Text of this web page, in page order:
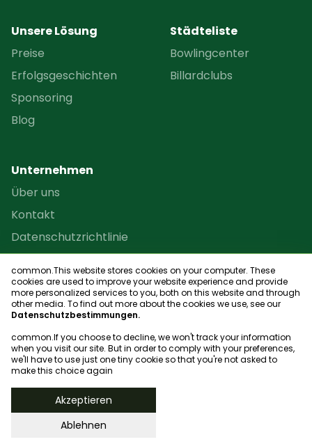
common.This website stores cookies on your computer. These
cookies are used to improve your website experience and provide
more personalized services to you, both on this website and through
other media. To find out more about the cookies we use, see our
Datenschutzbestimmungen.
common.If you choose to decline, we won't track your information
when you visit our site. But in order to comply with your preferences,
we'll have to use just one tiny cookie so that you're not asked to
make this choice again
Akzeptieren
Ablehnen
Unsere Lösung
Preise
Erfolgsgeschichten
Sponsoring
Blog
Städteliste
Bowlingcenter
Billardclubs
Unternehmen
Über uns
Kontakt
Datenschutzrichtlinie
Nutzungsbedingungen
Reseller-Programm
Seitenübersicht
© 2023, bookgame
Vereinsfinder